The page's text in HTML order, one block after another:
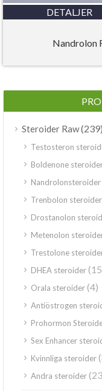
DETALJER
Nandrolon
Steroider Raw(239)
Testosteron
Boldenone
Nandrolonsteroider
Trenbolon steroider
Drostanolon
Metenolon
Trestolone
DHEA steroider
Orala steroider(4)
Antiöstrogen
Prohormon
Sex Enhancer
Kvinnliga steroider
Andra steroider